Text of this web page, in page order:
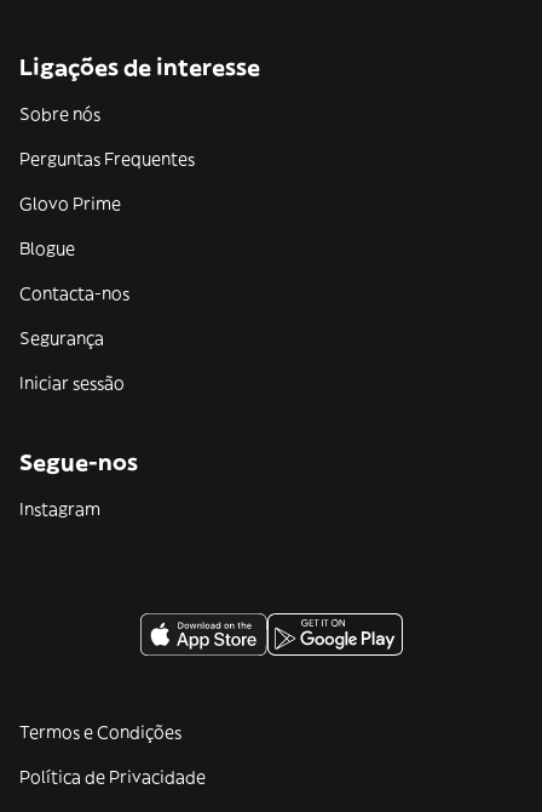
Ligações de interesse
Sobre nós
Perguntas Frequentes
Glovo Prime
Blogue
Contacta-nos
Segurança
Iniciar sessão
Segue-nos
Instagram
Termos e Condições
Política de Privacidade